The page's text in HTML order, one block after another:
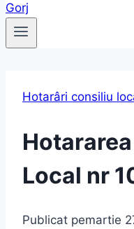
Hotarâri consiliu
Local nr
Publicat pemartie